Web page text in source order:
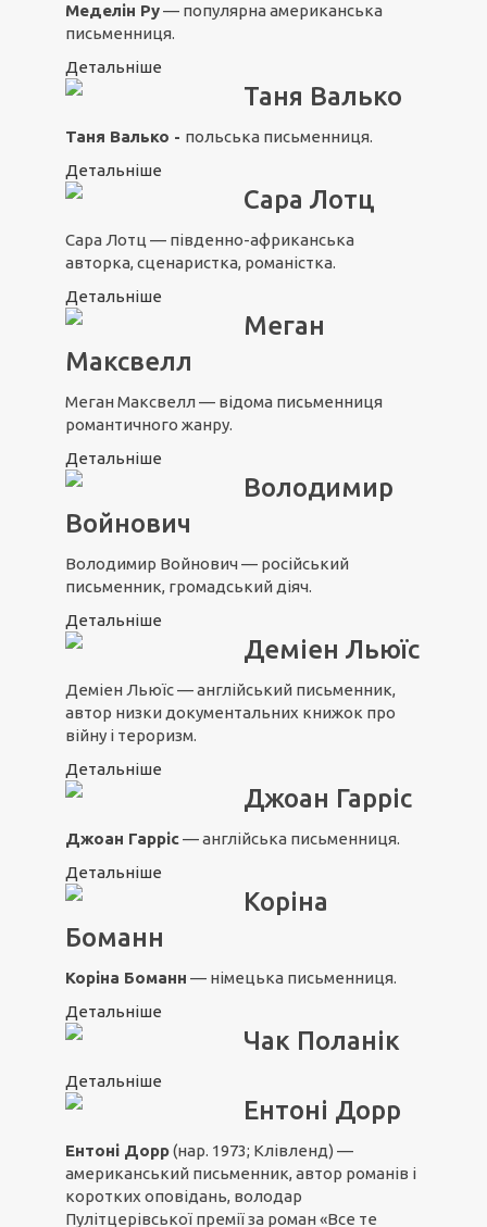
Меделін Ру— популярна американська
письменниця.
Детальніше
Таня Валько
Таня Валько - польська письменниця.
Детальніше
Сара Лотц
Сара Лотц — південно-африканська
авторка, сценаристка, романістка.
Детальніше
Меган
Максвелл
Меган Максвелл — відома письменниця
романтичного жанру.
Детальніше
Володимир
Войнович
Володимир Войнович — російський
письменник, громадський діяч.
Детальніше
Деміен Льюїс
Деміен Льюїс — англійський письменник,
автор низки документальних книжок про
війну і тероризм.
Детальніше
Джоан Гарріс
Джоан Гарріс— англійська письменниця.
Детальніше
Коріна
Боманн
Коріна Боманн — німецька письменниця.
Детальніше
Чак Поланік
Детальніше
Ентоні Дорр
Ентоні Дорр(нар. 1973; Клівленд) —
американський письменник, автор романів і
коротких оповідань, володар
Пулітцерівської премії за роман «Все те